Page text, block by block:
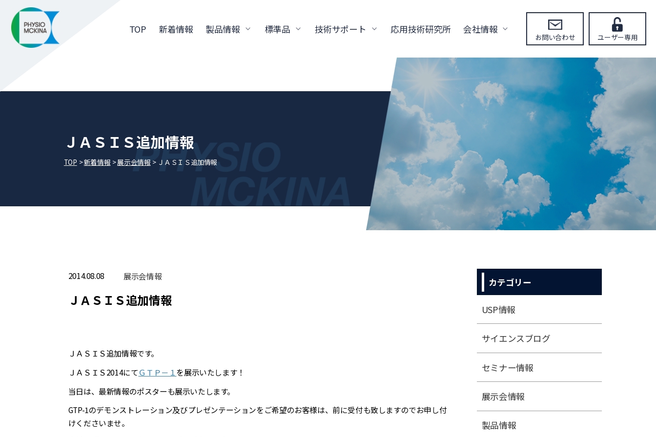
TOP 新着情報 製品情報 標準品 技術サポート 応用技術研究所 会社情報
お問い合わせ ユーザー専用
ＪＡＳＩＳ追加情報
TOP 新着情報 展⽰会情報 ＪＡＳＩＳ追加情報
2014.08.08 展⽰会情報
ＪＡＳＩＳ追加情報
ＪＡＳＩＳ追加情報です。
ＪＡＳＩＳ2014にてＧＴＰ－１を展示いたします！
当日は、最新情報のポスターも展示いたします。
GTP-1のデモンストレーション及びプレゼンテーションをご希望のお客様は、 前に受付も致しますのでお申し付
けくださいませ。
カテゴリー
USP情報
サイエンスブログ
セミナー情報
展⽰会情報
製品情報